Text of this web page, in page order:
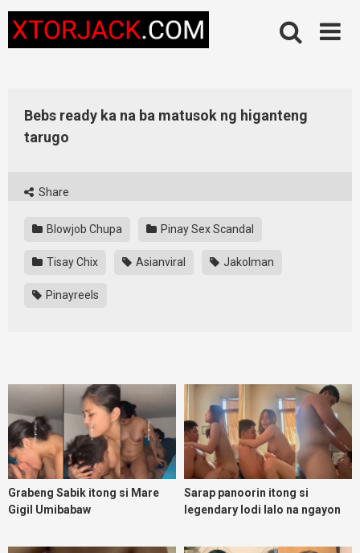
content
Bebs ready ka na ba matusok ng higanteng
tarugo
Share
Blowjob Chupa Pinay Sex Scandal
Tisay Chix Asianviral Jakolman
Pinayreels
Grabeng Sabik itong si Mare
Gigil Umibabaw
Sarap panoorin itong si
legendary lodi lalo na ngayon